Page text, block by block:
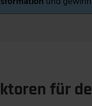
für